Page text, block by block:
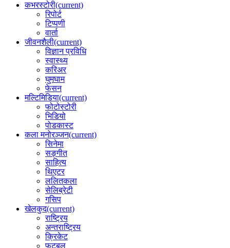
कभरस्टोरी(current)
रिपोर्ट
टिप्पणी
वार्ता
जीवनशैली(current)
विज्ञान प्रविधि
स्वास्थ्य
करिअर
घुमघाम
फेसन
मल्टिमिडिया(current)
फोटोस्टोरी
भिडियो
पोडकास्ट
कला मनोरञ्जन(current)
सिनेमा
सङ्गीत
साहित्य
थिएटर
ललितकला
सेलिब्रेटी
गसिप
खेलकुद(current)
राष्ट्रिय
अन्तराष्ट्रिय
क्रिकेट
फुटबल